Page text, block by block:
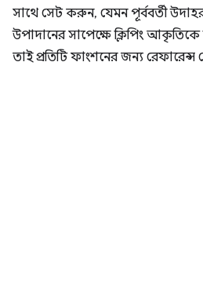
সাথে সেট করুন, যেমন পূর্ববর্তী
উপাদানের সাপেক্ষে ক্লিপিং আকৃতিকে
তাই প্রতিটি ফাংশনের জন্য রেফারেন্স